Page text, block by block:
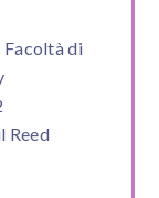
Facoltà di
Reed